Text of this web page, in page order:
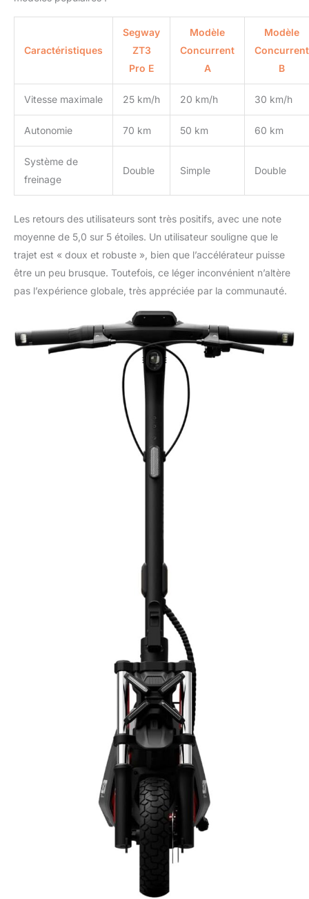
Caractéristiques
Segway
ZT3
Pro E
Modèle
Concurrent
A
Modèle
Concurrent
B
Vitesse maximale 25 km/h 20 km/h 30 km/h
Autonomie 70 km 50 km 60 km
Système de
freinage
Double Simple Double
Les retours des utilisateurs sont très positifs, avec une note
moyenne de 5,0 sur 5 étoiles. Un utilisateur souligne que le
trajet est « doux et robuste », bien que l’accélérateur puisse
être un peu brusque. Toutefois, ce léger inconvénient n’altère
pas l’expérience globale, très appréciée par la communauté.